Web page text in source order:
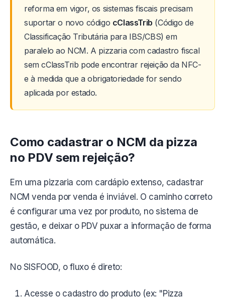
reforma em vigor, os sistemas fiscais precisam
suportar o novo código cClassTrib (Código de
Classificação Tributária para IBS/CBS) em
paralelo ao NCM. A pizzaria com cadastro fiscal
sem cClassTrib pode encontrar rejeição da NFC-
e à medida que a obrigatoriedade for sendo
aplicada por estado.
Como cadastrar o NCM da pizza
no PDV sem rejeição?
Em uma pizzaria com cardápio extenso, cadastrar
NCM venda por venda é inviável. O caminho correto
é configurar uma vez por produto, no sistema de
gestão, e deixar o PDV puxar a informação de forma
automática.
No SISFOOD, o fluxo é direto:
Acesse o cadastro do produto (ex: "Pizza